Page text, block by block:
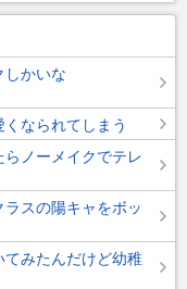
しかいな
なられてしまう
らノーメイクでテレ
ラスの陽キャをボッ
てみたんだけど幼稚